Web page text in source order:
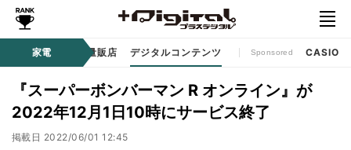
家電
生活家電 家電量販店 デジタルコンテンツ Sponsored CASIO
『スーパーボンバーマン R オンライン』が
2022年12月1日10時にサービス終了
掲載日 2022/06/01 12:45